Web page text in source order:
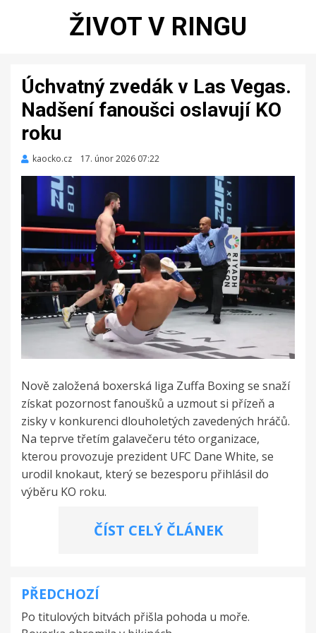
ŽIVOT V RINGU
Úchvatný zvedák v Las Vegas.
Nadšení fanoušci oslavují KO
roku
kaocko.cz
Zveřejněno
17. únor 2026 07:22
Nově založená boxerská liga Zuffa Boxing se snaží
získat pozornost fanoušků a uzmout si přízeň a
zisky v konkurenci dlouholetých zavedených hráčů.
Na teprve třetím galavečeru této organizace,
kterou provozuje prezident UFC Dane White, se
urodil knokaut, který se bezesporu přihlásil do
výběru KO roku.
ČÍST CELÝ ČLÁNEK
Navigace
pro
PŘEDCHOZÍ
Po titulových bitvách přišla pohoda u moře.